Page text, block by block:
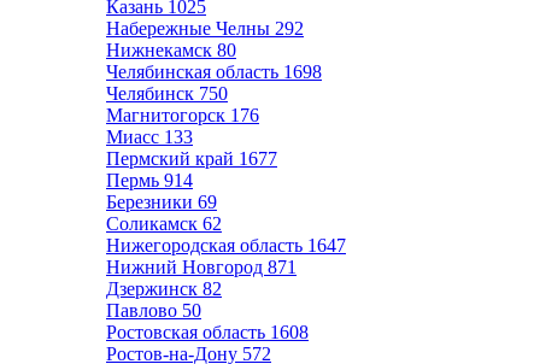
Казань 1025
Набережные Челны 292
Нижнекамск 80
Челябинская область 1698
Челябинск 750
Магнитогорск 176
Миасс 133
Пермский край 1677
Пермь 914
Березники 69
Соликамск 62
Нижегородская область 1647
Нижний Новгород 871
Дзержинск 82
Павлово 50
Ростовская область 1608
Ростов-на-Дону 572